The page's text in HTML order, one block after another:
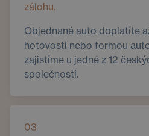
zálohu.
Objednané auto doplatíte
hotovosti nebo formou
zajistíme u jedné z 12
společností.
03